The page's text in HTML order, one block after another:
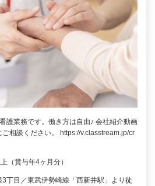
護業務です。働き方は自由♪ 会社紹介動画
相談ください。 https://v.classtream.jp/cr
（賞与年4ヶ月分）
丁目／東武伊勢崎線「西新井駅」より徒